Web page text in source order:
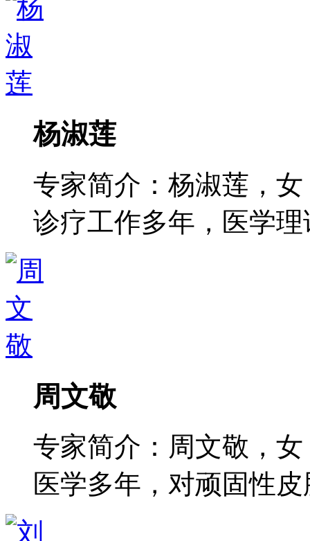
杨淑莲
专家简介：杨淑莲，
诊疗工作多年，医学理
周文敬
专家简介：周文敬，
医学多年，对顽固性皮